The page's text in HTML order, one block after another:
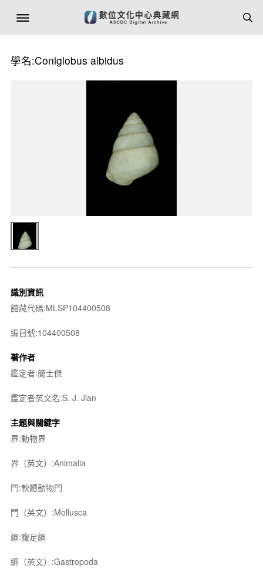
學名:Coniglobus albidus
識別資訊
館藏代碼:MLSP104400508
編目號:104400508
著作者
鑑定者:簡士傑
鑑定者英文名:S. J. Jian
主題與關鍵字
界:動物界
界（英文）:Animalia
門:軟體動物門
門（英文）:Mollusca
綱:腹足綱
綱（英文）:Gastropoda